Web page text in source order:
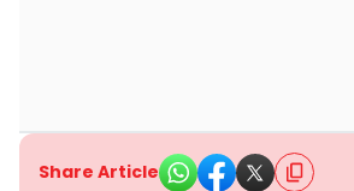
Share Article